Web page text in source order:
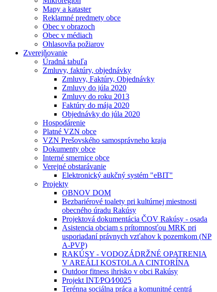
Mapy a kataster
Reklamné predmety obce
Obec v obrazoch
Obec v médiach
Ohlasovňa požiarov
Zverejňovanie
Úradná tabuľa
Zmluvy, faktúry, objednávky
Zmluvy, Faktúry, Objednávky
Zmluvy do júla 2020
Zmluvy do roku 2013
Faktúry do mája 2020
Objednávky do júla 2020
Hospodárenie
Platné VZN obce
VZN Prešovského samosprávneho kraja
Dokumenty obce
Interné smernice obce
Verejné obstarávanie
Elektronický aukčný systém "eBIT"
Projekty
OBNOV DOM
Bezbariérové toalety pri kultúrnej miestnosti
obecného úradu Rakúsy
Projektová dokumentácia ČOV Rakúsy - osada
Asistencia obciam s prítomnosťou MRK pri
usporiadaní právnych vzťahov k pozemkom (NP
A-PVP)
RAKÚSY - VODOZÁDRŽNÉ OPATRENIA
V AREÁLI KOSTOLA A CINTORÍNA
Outdoor fitness ihrisko v obci Rakúsy
Projekt INT⁄PO⁄I⁄0025
Terénna sociálna práca a komunitné centrá